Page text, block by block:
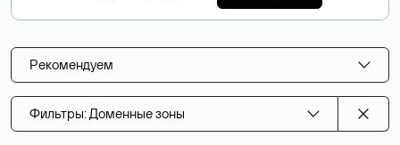
Рекомендуем
Фильтры: Доменные зоны